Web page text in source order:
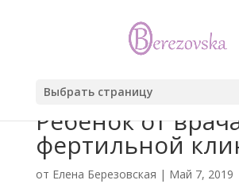
Выбрать страницу
Ребенок от
фертильной
от Елена Березовская | Май 7, 2019